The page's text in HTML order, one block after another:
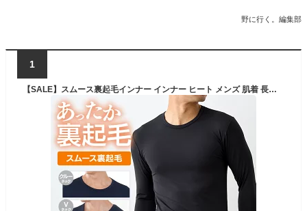
野に行く。編集部
1
【SALE】スムース裏起毛インナー インナー ヒート メンズ 肌着 長袖 無地 ベーシック 大きいサイズ M L LL 3L 4L 全3色